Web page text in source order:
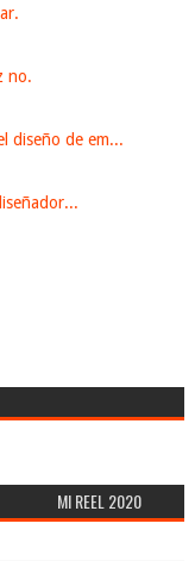
no.
diseño de em...
MI REEL 2020